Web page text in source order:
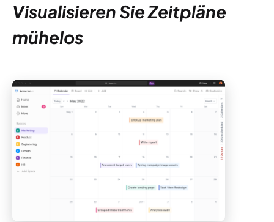
Visualisieren Sie Zeitpläne
mühelos